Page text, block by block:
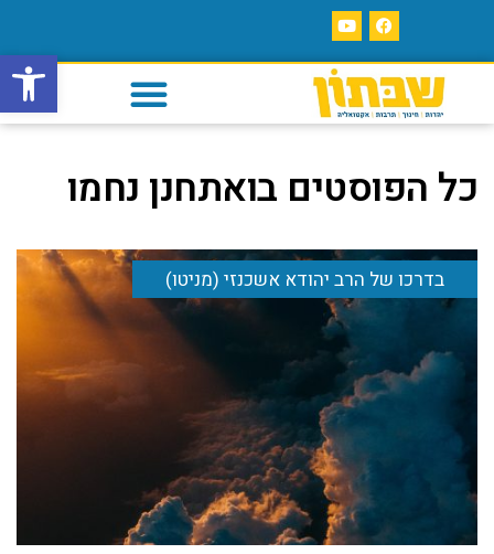
פתח
כל הפוסטים בואתחנן נחמו
בדרכו של הרב יהודא אשכנזי (מניטו)